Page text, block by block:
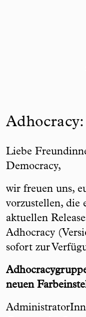
Adhocracy:
Liebe
Democracy,
wir freuen uns,
vorzustellen, die
aktuellen
Adhocracy
sofort zur
neuen